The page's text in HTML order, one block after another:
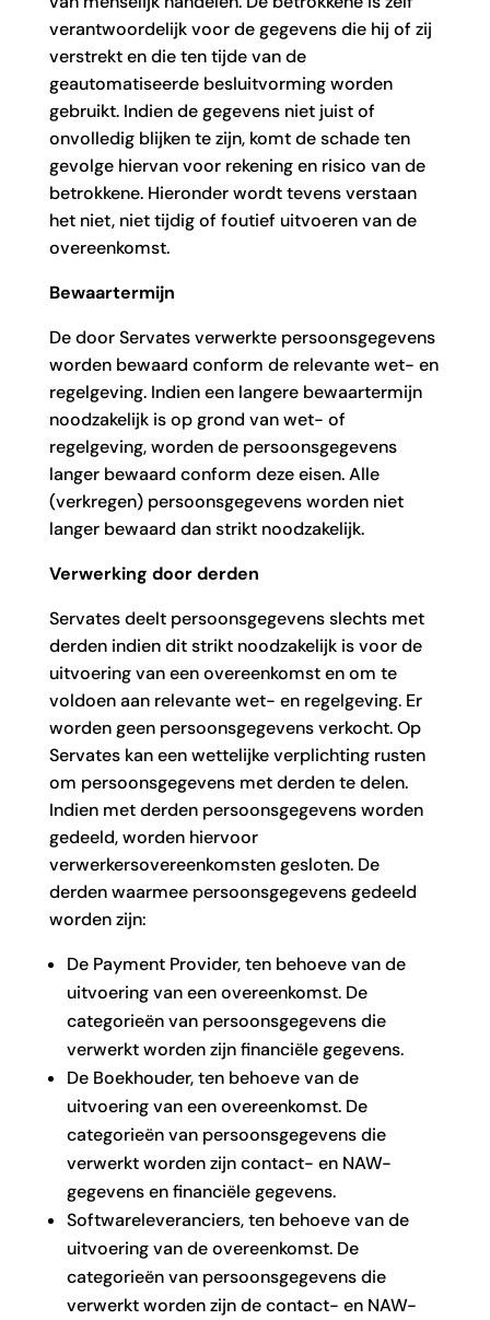
verantwoordelijk voor de gegevens die hij of zij
verstrekt en die ten tijde van de
geautomatiseerde besluitvorming worden
gebruikt. Indien de gegevens niet juist of
onvolledig blijken te zijn, komt de schade ten
gevolge hiervan voor rekening en risico van de
betrokkene. Hieronder wordt tevens verstaan
het niet, niet tijdig of foutief uitvoeren van de
overeenkomst.
Bewaartermijn
De door Servates verwerkte persoonsgegevens
worden bewaard conform de relevante wet- en
regelgeving. Indien een langere bewaartermijn
noodzakelijk is op grond van wet- of
regelgeving, worden de persoonsgegevens
langer bewaard conform deze eisen. Alle
(verkregen) persoonsgegevens worden niet
langer bewaard dan strikt noodzakelijk.
Verwerking door derden
Servates deelt persoonsgegevens slechts met
derden indien dit strikt noodzakelijk is voor de
uitvoering van een overeenkomst en om te
voldoen aan relevante wet- en regelgeving. Er
worden geen persoonsgegevens verkocht. Op
Servates kan een wettelijke verplichting rusten
om persoonsgegevens met derden te delen.
Indien met derden persoonsgegevens worden
gedeeld, worden hiervoor
verwerkersovereenkomsten gesloten. De
derden waarmee persoonsgegevens gedeeld
worden zijn:
De Payment Provider, ten behoeve van de
uitvoering van een overeenkomst. De
categorieën van persoonsgegevens die
verwerkt worden zijn financiële gegevens.
De Boekhouder, ten behoeve van de
uitvoering van een overeenkomst. De
categorieën van persoonsgegevens die
verwerkt worden zijn contact- en NAW-
gegevens en financiële gegevens.
Softwareleveranciers, ten behoeve van de
uitvoering van de overeenkomst. De
categorieën van persoonsgegevens die
verwerkt worden zijn de contact- en NAW-